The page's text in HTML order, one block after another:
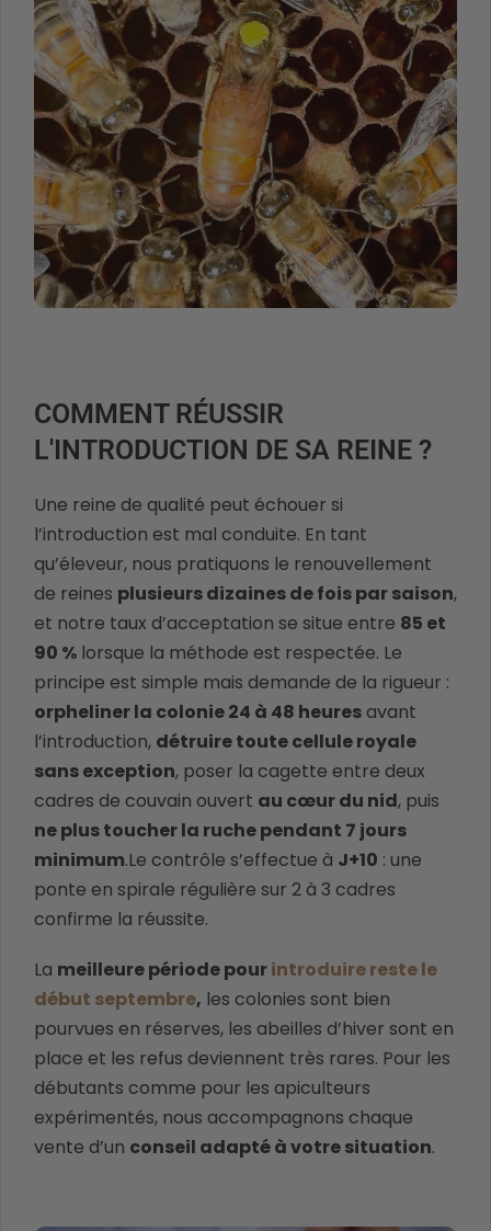
COMMENT RÉUSSIR
L'INTRODUCTION DE SA REINE ?
Une reine de qualité peut échouer si
l’introduction est mal conduite. En tant
qu’éleveur, nous pratiquons le renouvellement
de reines plusieurs dizaines de fois par saison,
et notre taux d’acceptation se situe entre 85 et
90 % lorsque la méthode est respectée. Le
principe est simple mais demande de la rigueur :
orpheliner la colonie 24 à 48 heuresavant
l’introduction, détruire toute cellule royale
sans exception, poser la cagette entre deux
cadres de couvain ouvert au cœur du nid, puis
ne plus toucher la ruche pendant 7 jours
minimum.Le contrôle s’effectue à J+10 : une
ponte en spirale régulière sur 2 à 3 cadres
confirme la réussite.
La meilleure période pourintroduire reste le
début septembre, les colonies sont bien
pourvues en réserves, les abeilles d’hiver sont en
place et les refus deviennent très rares. Pour les
débutants comme pour les apiculteurs
expérimentés, nous accompagnons chaque
vente d’un conseil adapté à votre situation.